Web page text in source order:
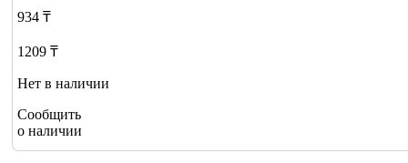
934 ₸
1209 ₸
Нет в наличии
Сообщить
о наличии